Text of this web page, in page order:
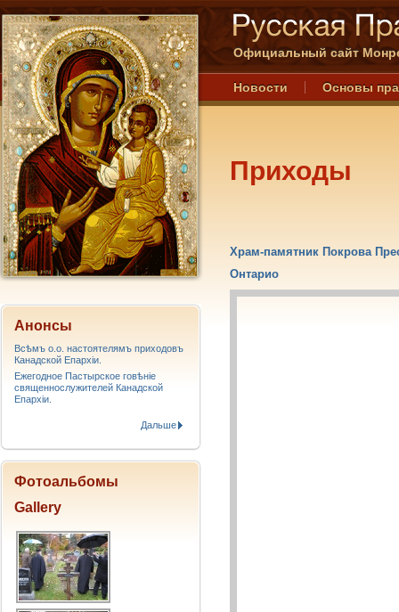
Официальный сайт
Новости Основы
Приходы
Храм-памятник Покрова
Онтарио
Анонсы
Всѣмъ о.о. настоятелямъ приходовъ
Канадской Епархiи.
Ежегодное Пастырское говѣніе
священнослужителей Канадской
Епархіи.
Дальше
Фотоальбомы
Gallery